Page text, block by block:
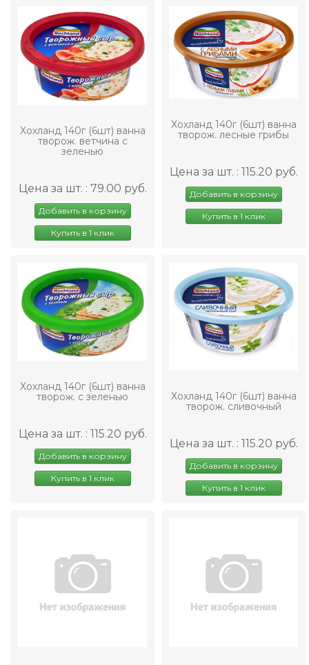
Хохланд 140г (6шт) ванна
творож. ветчина с
зеленью
Цена за шт. : 79.00 руб.
Добавить в корзину
Купить в 1 клик
Хохланд 140г (6шт) ванна
творож. лесные грибы
Цена за шт. : 115.20 руб.
Добавить в корзину
Купить в 1 клик
Хохланд 140г (6шт) ванна
творож. с зеленью
Цена за шт. : 115.20 руб.
Добавить в корзину
Купить в 1 клик
Хохланд 140г (6шт) ванна
творож. сливочный
Цена за шт. : 115.20 руб.
Добавить в корзину
Купить в 1 клик